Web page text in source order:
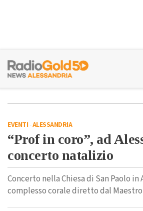
EVENTI-ALESSANDRIA
“Prof in coro”, ad
concerto natalizio
Concerto nella Chiesa di San Paolo in
complesso corale diretto dal